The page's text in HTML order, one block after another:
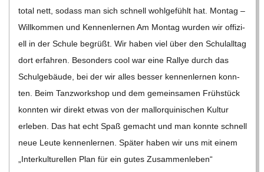
D
T
-
S
C
total nett, sodass man sich schnell wohl­ge­fühlt hat. Mon­tag –
Will­kom­men und Ken­nen­ler­nen Am Mon­tag wur­den wir offi­zi­
ell in der Schule begrüßt. Wir haben viel über den Schul­all­tag
dort erfah­ren. Beson­ders cool war eine Ral­lye durch das
Schul­ge­bäude, bei der wir alles bes­ser ken­nen­ler­nen konn­
ten. Beim Tanz­work­shop und dem gemein­sa­men Früh­stück
konn­ten wir direkt etwas von der mal­lor­qui­ni­schen Kul­tur
erle­ben. Das hat echt Spaß gemacht und man konnte schnell
neue Leute ken­nen­ler­nen. Spä­ter haben wir uns mit einem
„Inter­kul­tu­rel­len Plan für ein gutes Zusam­men­le­ben“